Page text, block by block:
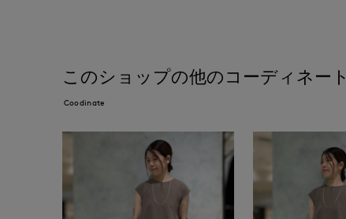
このショップの他のコーディネート
Coodinate